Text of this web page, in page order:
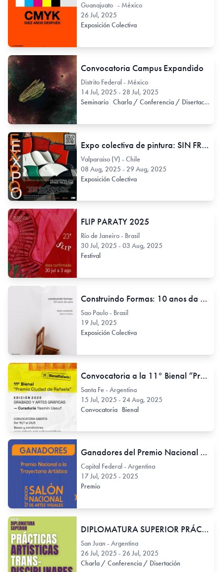
Guanajuato - México
26 Jul, 2025
Exposición Colectiva
Convocatoria Campus Expandido
Distrito Federal - México
14 Jul, 2025 - 28 Jul, 2025
Seminario Charla / Conferencia / Disertación
Expo colectiva de pintura: SIN FRONTERAS 2025 #FREE PALESTINE
Valparaiso (V) - Chile
08 Aug, 2025 - 29 Aug, 2025
Exposición Colectiva
FLIP PARATY 2025
Río de Janeiro - Brasil
30 Jul, 2025 - 03 Aug, 2025
Festival
Construindo Formas: 10 anos da Aura
Sao Paulo - Brasil
19 Jul, 2025
Exposición Colectiva
Convocatoria a la 11° Bienal “Premio Ciudad de Rafaela". Edición 2025: Grabado y Artes Gráficas.
Santa Fe - Argentina
15 Jul, 2025 - 24 Aug, 2025
Convocatoria Bienal
Ganadores del Premio Nacional a la Trayectoria Artística - 112° edición del Salón Nacional de Artes Visuales
Capital Federal - Argentina
17 Jul, 2025 - 2025
Premio
DIPLOMATURA SUPERIOR PRÁCTICAS ARTÍSTICAS TRANS-DISCIPLINARES - Charla informativa
San Juan - Argentina
26 Jul, 2025 - 26 Jul, 2025
Charla / Conferencia / Disertación